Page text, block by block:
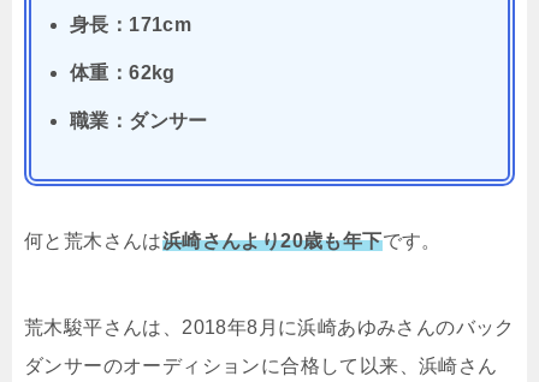
身長：171cm
体重：62kg
職業：ダンサー
何と荒木さんは浜崎さんより20歳も年下です。
荒木駿平さんは、2018年8月に浜崎あゆみさんのバック
ダンサーのオーディションに合格して以来、浜崎さん